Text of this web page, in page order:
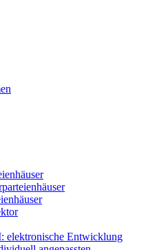
elektronische Entwicklung